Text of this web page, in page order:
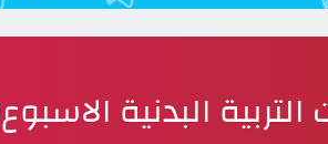
البدنية الاسبوع3 ص4 ف2 - تحميل